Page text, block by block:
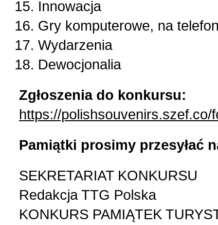
Innowacja
Gry komputerowe, na
Wydarzenia
Dewocjonalia
Zgłoszenia do konkursu:
https://polishsouvenirs.szef.co/
Pamiątki prosimy przesyłać
SEKRETARIAT KONKURSU
Redakcja TTG Polska
KONKURS PAMIĄTEK